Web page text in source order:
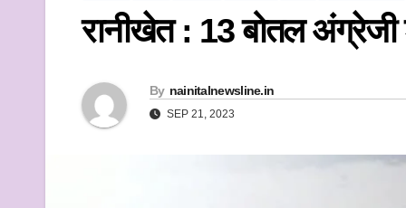
रानीखेत : 13 बोतल अंग्रेजी
By nainitalnewsline.in
SEP 21, 2023